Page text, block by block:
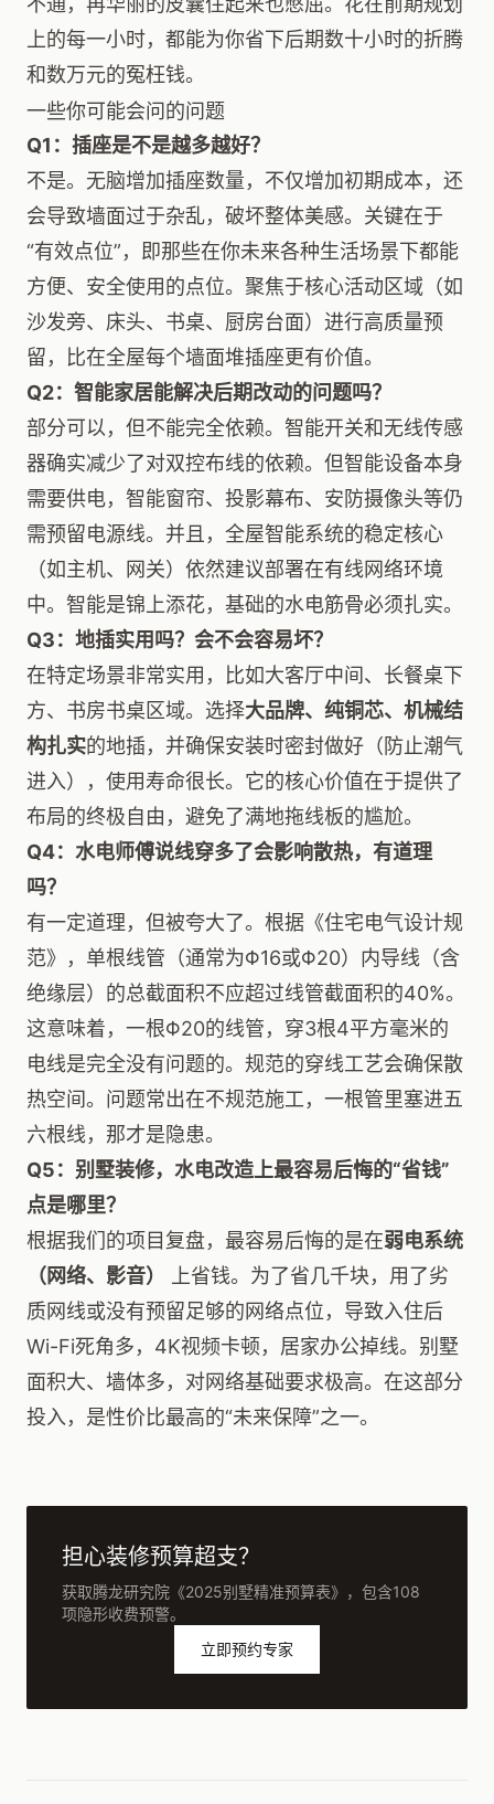
上的每一小时，都能为你省下后期数十小时的折腾
和数万元的冤枉钱。
一些你可能会问的问题
Q1：插座是不是越多越好？
不是。无脑增加插座数量，不仅增加初期成本，还
会导致墙面过于杂乱，破坏整体美感。关键在于
“有效点位”，即那些在你未来各种生活场景下都能
方便、安全使用的点位。聚焦于核心活动区域（如
沙发旁、床头、书桌、厨房台面）进行高质量预
留，比在全屋每个墙面堆插座更有价值。
Q2：智能家居能解决后期改动的问题吗？
部分可以，但不能完全依赖。智能开关和无线传感
器确实减少了对双控布线的依赖。但智能设备本身
需要供电，智能窗帘、投影幕布、安防摄像头等仍
需预留电源线。并且，全屋智能系统的稳定核心
（如主机、网关）依然建议部署在有线网络环境
中。智能是锦上添花，基础的水电筋骨必须扎实。
Q3：地插实用吗？会不会容易坏？
在特定场景非常实用，比如大客厅中间、长餐桌下
方、书房书桌区域。选择大品牌、纯铜芯、机械结
构扎实的地插，并确保安装时密封做好（防止潮气
进入），使用寿命很长。它的核心价值在于提供了
布局的终极自由，避免了满地拖线板的尴尬。
Q4：水电师傅说线穿多了会影响散热，有道理
吗？
有一定道理，但被夸大了。根据《住宅电气设计规
范》，单根线管（通常为Φ16或Φ20）内导线（含
绝缘层）的总截面积不应超过线管截面积的40%。
这意味着，一根Φ20的线管，穿3根4平方毫米的
电线是完全没有问题的。规范的穿线工艺会确保散
热空间。问题常出在不规范施工，一根管里塞进五
六根线，那才是隐患。
Q5：别墅装修，水电改造上最容易后悔的“省钱”
点是哪里？
根据我们的项目复盘，最容易后悔的是在弱电系统
（网络、影音）
上省钱。为了省几千块，用了劣
质网线或没有预留足够的网络点位，导致入住后
Wi-Fi死角多，4K视频卡顿，居家办公掉线。别墅
面积大、墙体多，对网络基础要求极高。在这部分
投入，是性价比最高的“未来保障”之一。
担心装修预算超支？
获取腾龙研究院《2025别墅精准预算表》，包含108
项隐形收费预警。
立即预约专家